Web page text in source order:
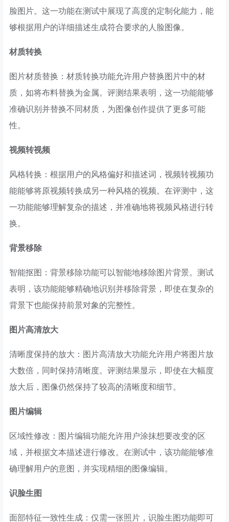
脸图片。这一功能在测试中展现了高度的定制化能力，能
够根据用户的详细描述生成符合要求的人脸图像。
材质转换
图片材质替换：材质转换功能允许用户替换图片中的材
质，如将布料替换为金属。评测结果表明，这一功能能够
准确识别并替换不同材质，为图像创作提供了更多可能
性。
视频转视频
风格转换：根据用户的风格偏好和描述词，视频转视频功
能能够将原视频转换成另一种风格的视频。在评测中，这
一功能能够理解复杂的描述，并准确地将视频风格进行转
换。
背景移除
智能抠图：背景移除功能可以智能地移除图片背景。测试
表明，该功能能够精确地识别并移除背景，即使在复杂的
背景下也能保持前景对象的完整性。
图片高清放大
清晰度保持的放大：图片高清放大功能允许用户将图片放
大数倍，同时保持清晰度。评测结果显示，即使在大幅度
放大后，图像仍然保持了较高的清晰度和细节。
图片编辑
区域性修改：图片编辑功能允许用户涂抹想要改变的区
域，并根据文本描述进行修改。在测试中，该功能能够准
确理解用户的意图，并实现精细的图像编辑。
识脸生图
面部特征一致性生成：仅需一张照片，识脸生图功能即可